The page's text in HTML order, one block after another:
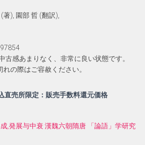
), 園部 哲 (翻訳),
古感あまりなく、非常に良い状態です。
の際はご容赦ください。
直売所限定：販売手数料還元価格